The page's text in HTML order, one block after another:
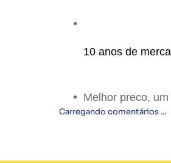
10 anos de
Melhor preco,
Carregando comentários ...